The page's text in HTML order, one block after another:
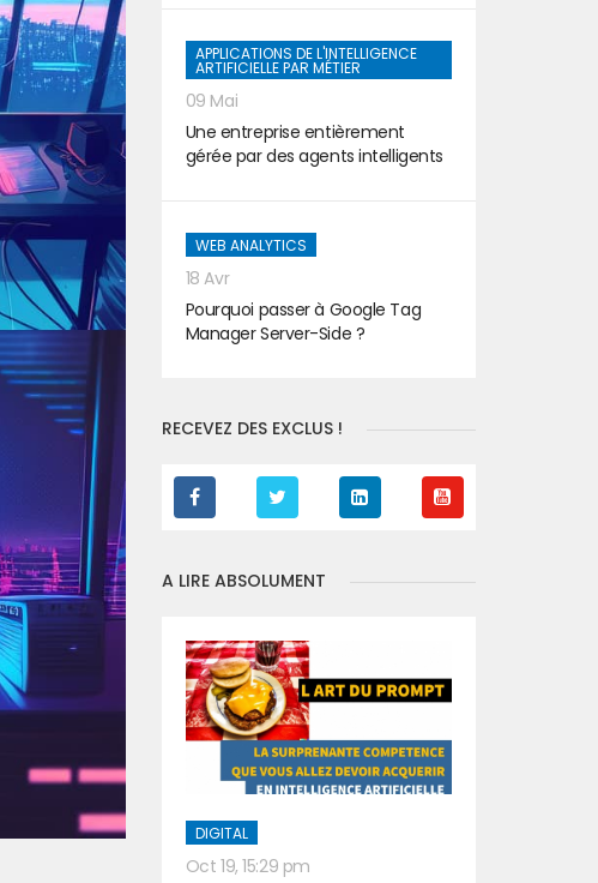
APPLICATIONS DE L'INTELLIGENCE
ARTIFICIELLE PAR MÉTIER
09 Mai
Une entreprise entièrement
gérée par des agents intelligents
WEB ANALYTICS
18 Avr
Pourquoi passer à Google Tag
Manager Server-Side ?
RECEVEZ DES EXCLUS !
A LIRE ABSOLUMENT
DIGITAL
Oct 19, 15:29 pm